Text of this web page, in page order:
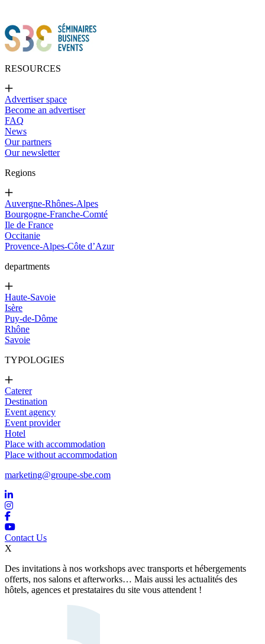
RESOURCES
Advertiser space
Become an advertiser
FAQ
News
Our partners
Our newsletter
Regions
Auvergne-Rhônes-Alpes
Bourgogne-Franche-Comté
Ile de France
Occitanie
Provence-Alpes-Côte d’Azur
departments
Haute-Savoie
Isère
Puy-de-Dôme
Rhône
Savoie
TYPOLOGIES
Caterer
Destination
Event agency
Event provider
Hotel
Place with accommodation
Place without accommodation
marketing@groupe-sbe.com
Contact Us
X
Des invitations à nos workshops avec transports et hébergements
offerts, nos salons et afterworks… Mais aussi les actualités des
hôtels, agences et prestataires du site vous attendent !